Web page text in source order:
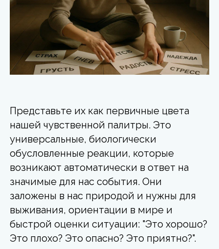
Представьте их как первичные цвета
нашей чувственной палитры. Это
универсальные, биологически
обусловленные реакции, которые
возникают автоматически в ответ на
значимые для нас события. Они
заложены в нас природой и нужны для
выживания, ориентации в мире и
быстрой оценки ситуации: "Это хорошо?
Это плохо? Это опасно? Это приятно?".